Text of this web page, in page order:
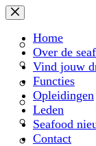
Ga
naar
inhoud
Home
Over de
Vind jouw
Functies
Opleidingen
Leden
Seafood
Contact